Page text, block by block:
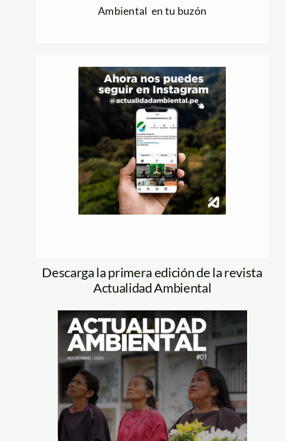
Ambiental en tu buzón
Descarga la primera edición de la revista
Actualidad Ambiental